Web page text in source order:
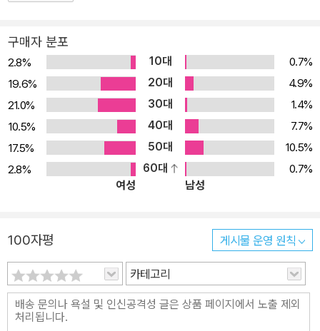
자의 엄마노릇 마흔일곱 가지』 『부엌신』 등이 있으며 장편동화 『누리
야 누리야』가 있다. 1987년 『원미동 사람들』로 유주현문학상을, 19
92년 『숨은 꽃』으로 ‘이상문학상’을, 1996년 『곰 이야기』로 ‘현대문
학상’을, 1999년 <늪>으로 21세기문학상을 수상하였다.
구매자 분포
2.8% 10대
0.7%
19.6%
20대
4.9%
21.0%
30대
1.4%
10.5%
40대
7.7%
17.5%
50대
10.5%
2.8%
60대
0.7%
여성
남성
100자평 게시물 운영 원칙
카테고리